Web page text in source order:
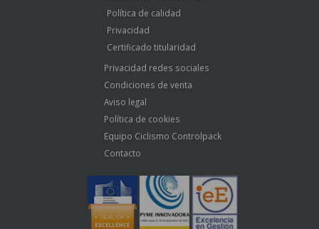
Política de calidad
Privacidad
Certificado titularidad
Privacidad redes sociales
Condiciones de venta
Aviso legal
Política de cookies
Equipo Ciclismo Controlpack
Contacto